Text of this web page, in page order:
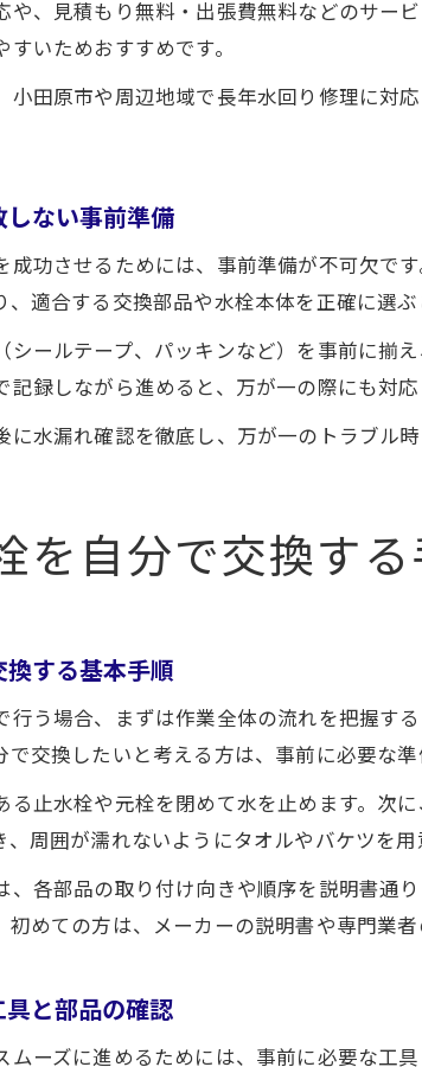
や、見積もり無料・出張費無料などのサー
いためおすすめです。
小田原市や周辺地域で長年水回り修理に対
ない事前準備
成功させるためには、事前準備が不可欠で
適合する交換部品や水栓本体を正確に選ぶ
シールテープ、パッキンなど）を事前に揃
録しながら進めると、万が一の際にも対応
水漏れ確認を徹底し、万が一のトラブル
を自分で交換する
する基本手順
行う場合、まずは作業全体の流れを把握す
交換したいと考える方は、事前に必要な
る止水栓や元栓を閉めて水を止めます。次
周囲が濡れないようにタオルやバケツを用
、各部品の取り付け向きや順序を説明書通
めての方は、メーカーの説明書や専門業者
と部品の確認
ムーズに進めるためには、事前に必要な工